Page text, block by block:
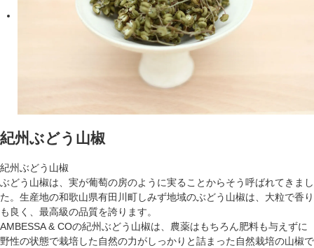
紀州ぶどう山椒
紀州ぶどう山椒
ぶどう山椒は、実が葡萄の房のように実ることからそう呼ばれてきまし
た。生産地の和歌山県有田川町しみず地域のぶどう山椒は、大粒で香り
も良く、最高級の品質を誇ります。
AMBESSA & COの紀州ぶどう山椒は、農薬はもちろん肥料も与えずに
野性の状態で栽培した自然の力がしっかりと詰まった自然栽培の山椒で